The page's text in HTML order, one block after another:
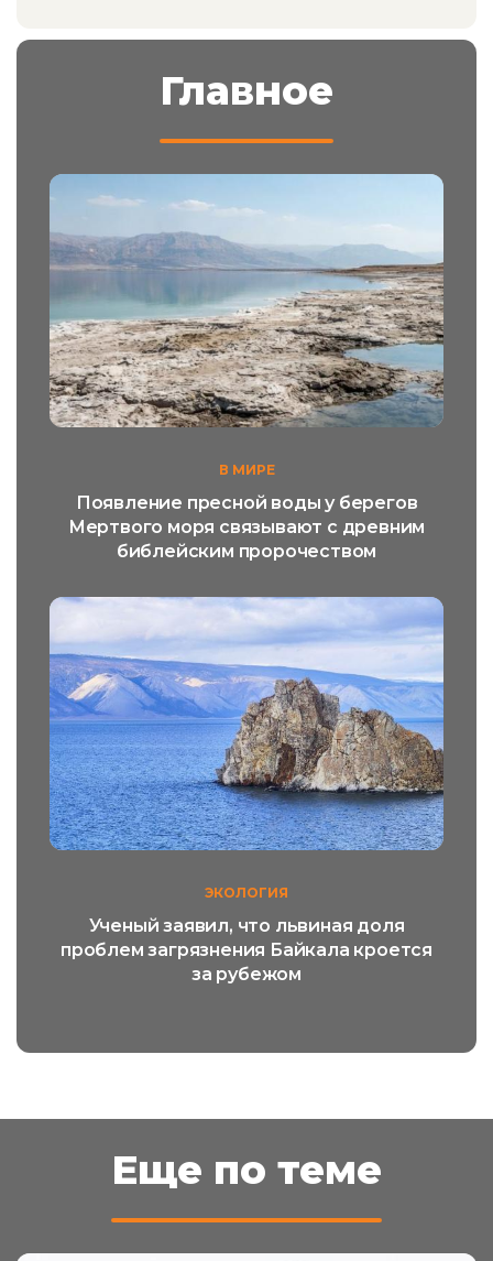
Главное
В МИРЕ
Появление пресной воды у берегов
Мертвого моря связывают с древним
библейским пророчеством
ЭКОЛОГИЯ
Ученый заявил, что львиная доля
проблем загрязнения Байкала кроется
за рубежом
Еще по теме